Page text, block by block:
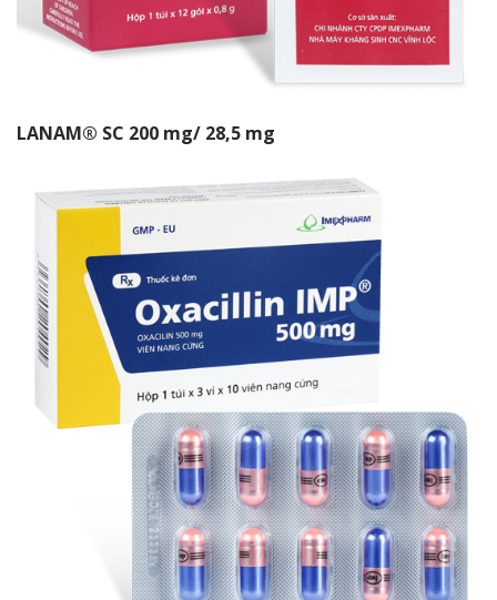
LANAM® SC 200 mg/ 28,5 mg